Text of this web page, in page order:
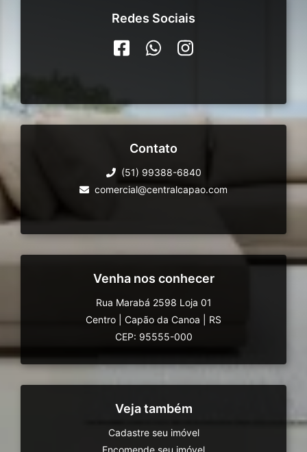
Redes Sociais
Contato
(51) 99388-6840
comercial@centralcapao.com
Venha nos conhecer
Rua Marabá 2598 Loja 01
Centro
Capão da Canoa
RS
CEP: 95555-000
Veja também
Cadastre seu imóvel
Encomende seu imóvel